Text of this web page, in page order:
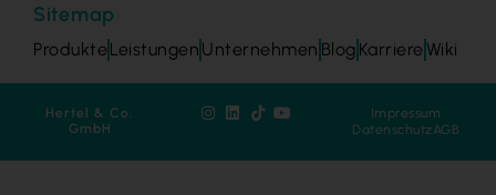
Sitemap
Produkte Leistungen Unternehmen Blog Karriere Wiki
Hertel & Co.
GmbH
Impressum
DatenschutzAGB